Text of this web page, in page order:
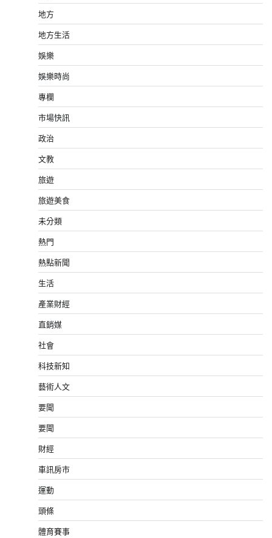
地方
地方生活
娛樂
娛樂時尚
專欄
市場快訊
政治
文教
旅遊
旅遊美食
未分類
熱門
熱點新聞
生活
產業財經
直銷媒
社會
科技新知
藝術人文
要聞
要聞
財經
車訊房市
運動
頭條
體育賽事